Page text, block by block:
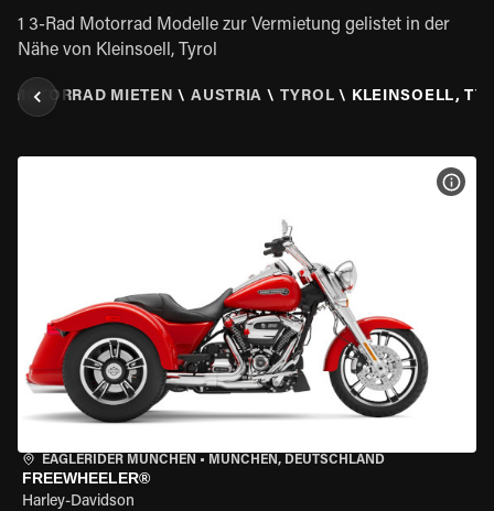
1 3-Rad Motorrad Modelle zur Vermietung gelistet in der
Nähe von Kleinsoell, Tyrol
MOTORRAD MIETEN \ AUSTRIA \ TYROL \ KLEINSOELL,
EAGLERIDER MÜNCHEN • MÜNCHEN, DEUTSCHLAND
FREEWHEELER®
Harley-Davidson